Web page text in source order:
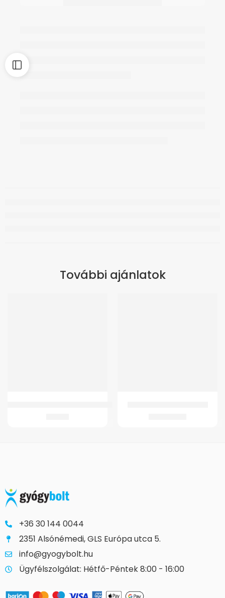
További ajánlatok
+36 30 144 0044
2351 Alsónémedi, GLS Európa utca 5.
info@gyogybolt.hu
Ügyfélszolgálat: Hétfő-Péntek 8:00 - 16:00